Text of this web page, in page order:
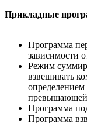
Прикладные
Программа
зависимости
Режим
взвешивать
Программа
Программа